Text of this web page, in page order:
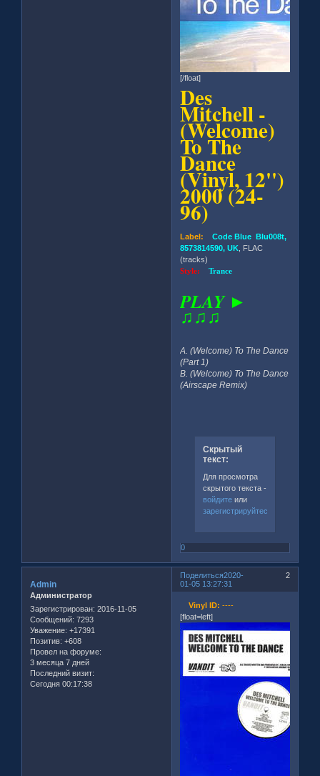
[/float]
Des
Mitchell -
(Welcome)
To The
Dance
(Vinyl, 12'')
2000 (24-
96)
Label: Code Blue Blu008t,
8573814590, UK , FLAC
(tracks)
Style:Trance
PLAY ►
♫♫♫
A. (Welcome) To The Dance
(Part 1)
B. (Welcome) To The Dance
(Airscape Remix)
Скрытый
текст:
Для просмотра
скрытого текста -
войдитеили
зарегистрируйтесь
0
Поделиться 2
2020-
01-05 13:27:31
Admin
Администратор
Зарегистрирован: 2016-11-05
Сообщений: 7293
Уважение: +17391
Позитив: +608
Провел на форуме:
3 месяца 7 дней
Последний визит:
Сегодня 00:17:38
Vinyl ID: ----
[float=left]